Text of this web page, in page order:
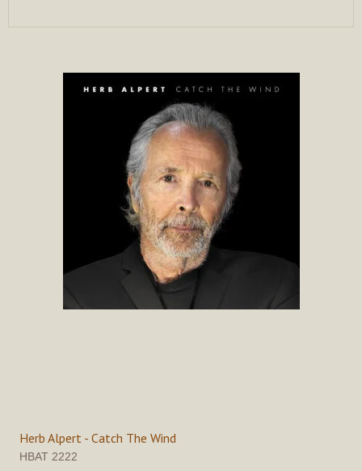
Herb Alpert - Catch The Wind
HBAT 2222